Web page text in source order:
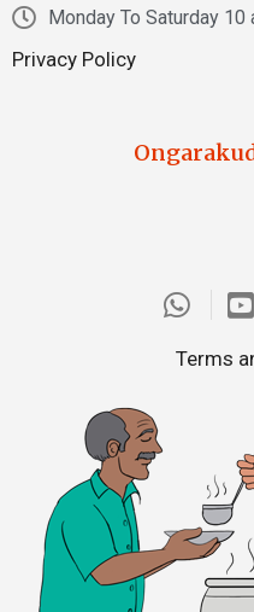
Monday To Saturday 10
Privacy Policy
Terms